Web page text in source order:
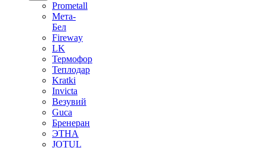
Prometall
Мета-
Бел
Fireway
LK
Термофор
Теплодар
Kratki
Invicta
Везувий
Guca
Бренеран
ЭТНА
JOTUL